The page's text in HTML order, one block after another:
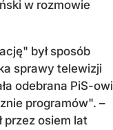
w rozmowie
był sposób
sprawy telewizji
odebrana PiS-owi
programów". –
przez osiem lat